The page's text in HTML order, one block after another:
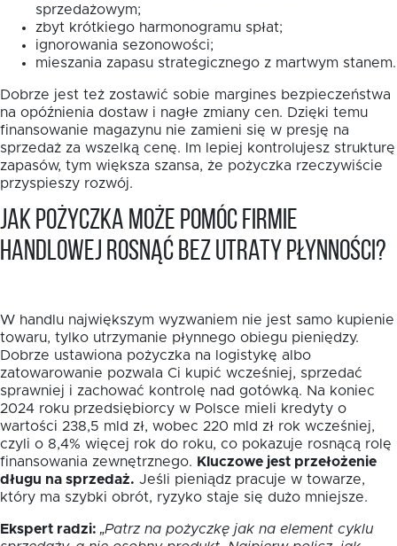
sprzedażowym;
zbyt krótkiego harmonogramu spłat;
ignorowania sezonowości;
mieszania zapasu strategicznego z martwym stanem.
Dobrze jest też zostawić sobie margines bezpieczeństwa
na opóźnienia dostaw i nagłe zmiany cen. Dzięki temu
finansowanie magazynu nie zamieni się w presję na
sprzedaż za wszelką cenę. Im lepiej kontrolujesz strukturę
zapasów, tym większa szansa, że pożyczka rzeczywiście
przyspieszy rozwój.
Jak pożyczka może pomóc firmie
handlowej rosnąć bez utraty płynności?
W handlu największym wyzwaniem nie jest samo kupienie
towaru, tylko utrzymanie płynnego obiegu pieniędzy.
Dobrze ustawiona pożyczka na logistykę albo
zatowarowanie pozwala Ci kupić wcześniej, sprzedać
sprawniej i zachować kontrolę nad gotówką. Na koniec
2024 roku przedsiębiorcy w Polsce mieli kredyty o
wartości 238,5 mld zł, wobec 220 mld zł rok wcześniej,
czyli o 8,4% więcej rok do roku, co pokazuje rosnącą rolę
finansowania zewnętrznego. Kluczowe jest przełożenie
długu na sprzedaż. Jeśli pieniądz pracuje w towarze,
który ma szybki obrót, ryzyko staje się dużo mniejsze.
Ekspert radzi: „Patrz na pożyczkę jak na element cyklu